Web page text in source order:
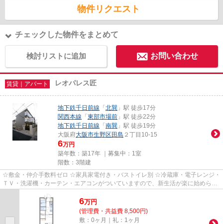
物件リクエスト
チェックした物件をまとめて
検討リストに追加 お問い合わせ
賃貸｜アパート レオパレス匠
地下鉄千日前線 「 北巽 」駅 徒歩17分
関西本線 「 東部市場前 」駅 徒歩22分
地下鉄千日前線 「 南巽 」駅 徒歩19分
大阪府大阪市生野区 田島 ２丁目10-15
6万円
築年数：築17年 ｜募集中： 1室
階数：3階建
☆敷金・仲介手数料ゼロ ☆家具家電付き・バストイレ別 ☆冷蔵庫・電子レンジ・
ＴＶ・洗濯機・カーテン・エアコンがついていますので、新生活が楽に始められ
6万円
(管理費・共益費 8,500円)
敷：0ヶ月｜礼：1ヶ月